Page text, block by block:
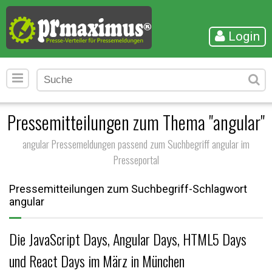
Login
Pressemitteilungen zum Thema "angular"
angular Pressemeldungen passend zum Suchbegriff angular im
Presseportal
Pressemitteilungen zum Suchbegriff-Schlagwort
angular
Die JavaScript Days, Angular Days, HTML5 Days
und React Days im März in München